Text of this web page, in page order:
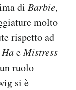
di Barbie,
molto
rispetto ad
eMistress
ruolo
si è